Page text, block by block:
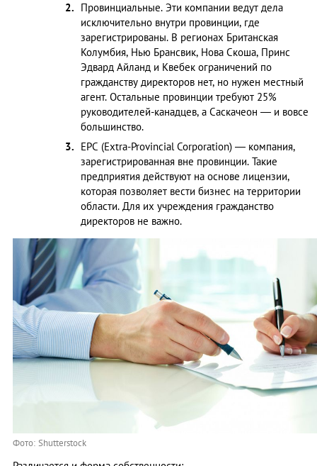
Провинциальные. Эти компании ведут дела
исключительно внутри провинции, где
зарегистрированы. В регионах Британская
Колумбия, Нью Брансвик, Нова Скоша, Принс
Эдвард Айланд и Квебек ограничений по
гражданству директоров нет, но нужен местный
агент. Остальные провинции требуют 25%
руководителей-канадцев, а Саскачеон — и вовсе
большинство.
EPC (Extra-Provincial Corporation) — компания,
зарегистрированная вне провинции. Такие
предприятия действуют на основе лицензии,
которая позволяет вести бизнес на территории
области. Для их учреждения гражданство
директоров не важно.
Фото: Shutterstock